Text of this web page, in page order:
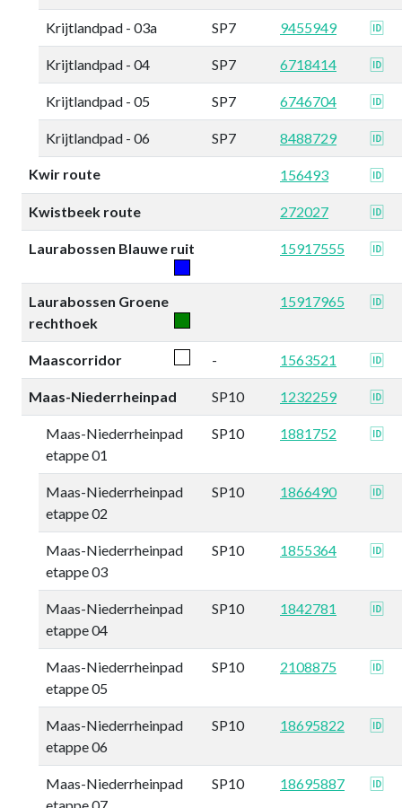
Krijtlandpad - 03a SP7 9455949 🆔
Krijtlandpad - 04 SP7 6718414 🆔
Krijtlandpad - 05 SP7 6746704 🆔
Krijtlandpad - 06 SP7 8488729 🆔
Kwir route 156493 🆔
Kwistbeek route 272027 🆔
Laurabossen Blauwe ruit 15917555 🆔
Laurabossen Groene
rechthoek
15917965 🆔
Maascorridor - 1563521 🆔
Maas-Niederrheinpad SP10 1232259 🆔
Maas-Niederrheinpad
etappe 01
SP10 1881752 🆔
Maas-Niederrheinpad
etappe 02
SP10 1866490 🆔
Maas-Niederrheinpad
etappe 03
SP10 1855364 🆔
Maas-Niederrheinpad
etappe 04
SP10 1842781 🆔
Maas-Niederrheinpad
etappe 05
SP10 2108875 🆔
Maas-Niederrheinpad
etappe 06
SP10 18695822 🆔
Maas-Niederrheinpad
SP10 18695887 🆔